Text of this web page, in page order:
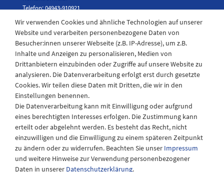
Telefon: 04943-910921
Laden Öffnungszeiten
Montag - Freitag
08:30 - 12:30 und 13.00 - 17.30 Uhr
Samstags
08:30 bis 12:30 Uhr
Wir verwenden Cookies und ähnliche Technologien auf unserer
Website und verarbeiten personenbezogene Daten von
Besucher:innen unserer Webseite (z.B. IP-Adresse), um z.B.
Inhalte und Anzeigen zu personalisieren, Medien von
Drittanbietern einzubinden oder Zugriffe auf unsere Website zu
analysieren. Die Datenverarbeitung erfolgt erst durch gesetzte
Cookies. Wir teilen diese Daten mit Dritten, die wir in den
Einstellungen benennen.
Die Datenverarbeitung kann mit Einwilligung oder aufgrund
eines berechtigten Interesses erfolgen. Die Zustimmung kann
erteilt oder abgelehnt werden. Es besteht das Recht, nicht
einzuwilligen und die Einwilligung zu einem späteren Zeitpunkt
zu ändern oder zu widerrufen. Beachten Sie unser Impressum
und weitere Hinweise zur Verwendung personenbezogener
Daten in unserer Daten­schutz­erklärung.